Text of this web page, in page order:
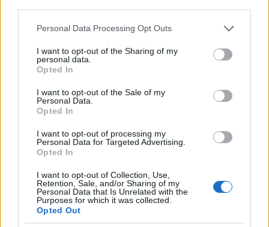
Please note that this website/app uses one or more Google
not limited to your visit or usage behaviour. You may click to
grant or deny consent to Google and its third-party tags to
use your data for below specified purposes in below Google
consent section.
Personal Data Processing Opt Outs
I want to opt-out of the Sharing of my
personal data.
Opted In
I want to opt-out of the Sale of my
Personal Data.
Opted In
I want to opt-out of processing my
Personal Data for Targeted Advertising.
Opted In
I want to opt-out of Collection, Use,
Retention, Sale, and/or Sharing of my
Personal Data that Is Unrelated with the
Purposes for which it was collected.
Opted Out
grillpiacán Large sztenderdnek számító 47 cm-nél.
Bőven van rajta hely, közepes mennyiségűnek